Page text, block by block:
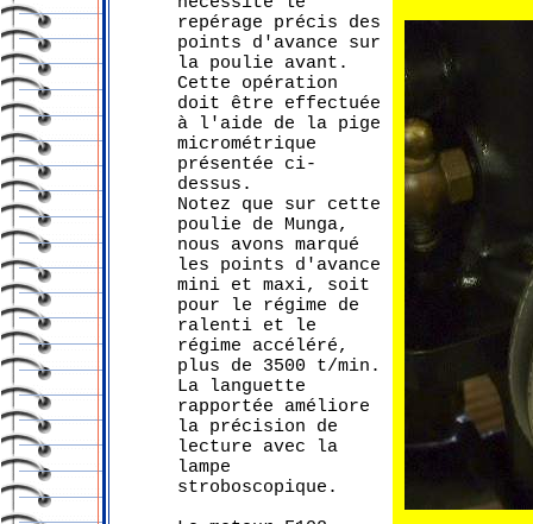
repérage précis des
points d'avance sur
la poulie avant.
Cette opération
doit être effectuée
à l'aide de la pige
micrométrique
présentée ci-
dessus.
Notez que sur cette
poulie de Munga,
nous avons marqué
les points d'avance
mini et maxi, soit
pour le régime de
ralenti et le
régime accéléré,
plus de 3500 t/min.
La languette
rapportée améliore
la précision de
lecture avec la
lampe
stroboscopique.